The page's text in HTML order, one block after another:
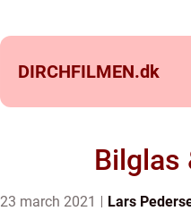
DIRCHFILMEN.dk
Bilglas
23 march 2021 Lars